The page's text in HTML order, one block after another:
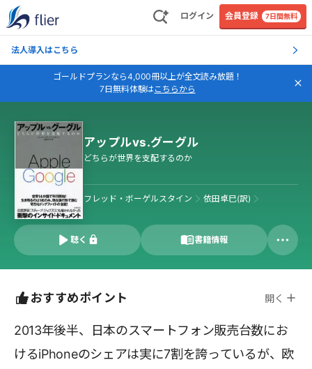
ログイン 会員登録 7日間無料
法人導入はこちら
ゴールドプランなら4,000冊以上が全文読み放題！
7日無料体験はこちらから
アップルvs.グーグル
どちらが世界を支配するのか
フレッド・ボーゲルスタイン 依田卓巳(訳)
聴く 書籍情報
おすすめポイント 開く
2013年後半、日本のスマートフォン販売台数にお
けるiPhoneのシェアは実に7割を誇っているが、欧